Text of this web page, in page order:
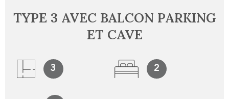
TYPE 3 AVEC BALCON PARKING
ET CAVE
3 2